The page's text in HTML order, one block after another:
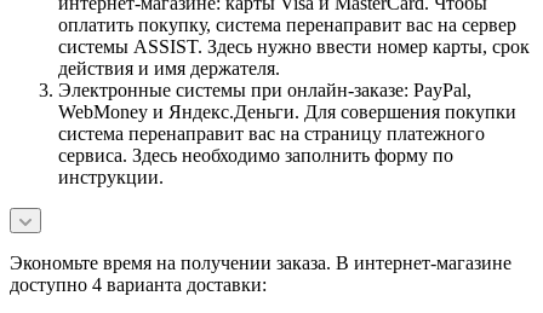
оплатить покупку, система перенаправит вас на сервер
системы ASSIST. Здесь нужно ввести номер карты, срок
действия и имя держателя.
Электронные системы при онлайн-заказе: PayPal,
WebMoney и Яндекс.Деньги. Для совершения покупки
система перенаправит вас на страницу платежного
сервиса. Здесь необходимо заполнить форму по
инструкции.
Экономьте время на получении заказа. В интернет-магазине
доступно 4 варианта доставки: